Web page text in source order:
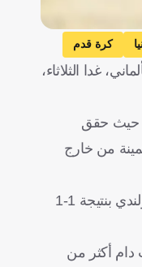
كرة قدم
غدا الثلاثاء،
بنتائج مميزة، حيث حقق
ثمينة من خارج
أما ليفركوزن الألماني فقد اكتفى بتعادلين في أول جولتين أمام كوبنهاجن بنتيجة 2-2 في الدنمارك، وأمام بي إس في أيندهوفن الهولندي بنتيجة 1-1
غياب دام أكثر من